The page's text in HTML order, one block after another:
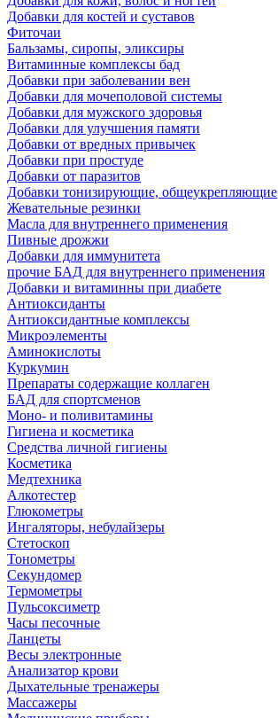
Добавки для костей и суставов
Фиточаи
Бальзамы, сиропы, эликсиры
Витаминные комплексы бад
Добавки при заболевании вен
Добавки для мочеполовой системы
Добавки для мужского здоровья
Добавки для улучшения памяти
Добавки от вредных привычек
Добавки при простуде
Добавки от паразитов
Добавки тонизирующие, общеукрепляющие
Жевательные резинки
Масла для внутреннего применения
Пивные дрожжи
Добавки для иммунитета
прочие БАД для внутреннего применения
Добавки и витаминны при диабете
Антиоксиданты
Антиоксидантные комплексы
Микроэлементы
Аминокислоты
Куркумин
Препараты содержащие коллаген
БАД для спортсменов
Моно- и поливитамины
Гигиена и косметика
Средства личной гигиены
Косметика
Медтехника
Алкотестер
Глюкометры
Ингаляторы, небулайзеры
Стетоскоп
Тонометры
Секундомер
Термометры
Пульсоксиметр
Часы песочные
Ланцеты
Весы электронные
Анализатор крови
Дыхательные тренажеры
Массажеры